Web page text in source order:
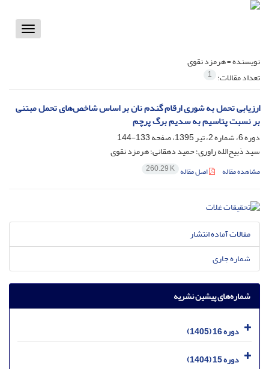
Toggle
نویسنده =هرمزد نقوی
تعداد مقالات: 1
ارزیابی تحمل به شوری ارقام گندم نان بر اساس شاخص‌های تحمل مبتنی
بر نسبت پتاسیم به سدیم برگ پرچم
دوره 6، شماره 2، تیر 1395، صفحه
133-144
سید ذبیح‌الله راوری؛ حمید دهقانی؛ هرمزد نقوی
مشاهده مقاله اصل مقاله 260.29 K
مقالات آماده انتشار
شماره جاری
شماره‌های پیشین نشریه
دوره 16 (1405)
دوره 15 (1404)